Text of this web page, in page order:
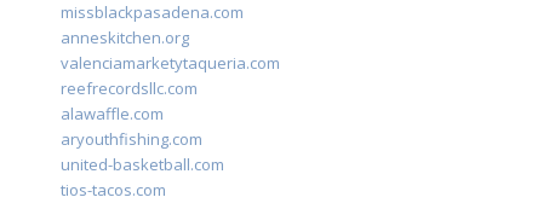
missblackpasadena.com
anneskitchen.org
valenciamarketytaqueria.com
reefrecordsllc.com
alawaffle.com
aryouthfishing.com
united-basketball.com
tios-tacos.com